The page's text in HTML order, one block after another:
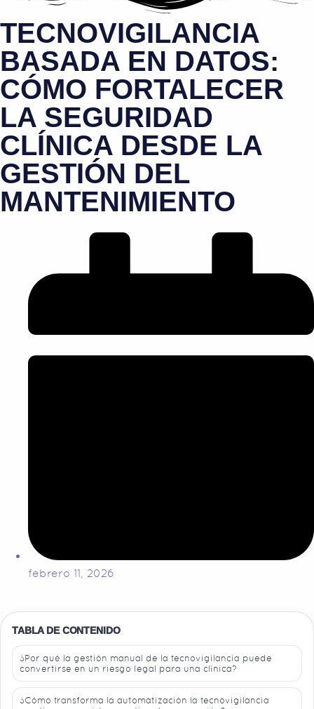
TECNOVIGILANCIA
BASADA EN DATOS:
CÓMO FORTALECER
LA SEGURIDAD
CLÍNICA DESDE LA
GESTIÓN DEL
MANTENIMIENTO
febrero 11, 2026
TABLA DE CONTENIDO
¿Por qué la gestión manual de la tecnovigilancia puede
convertirse en un riesgo legal para una clínica?
¿Cómo transforma la automatización la tecnovigilancia